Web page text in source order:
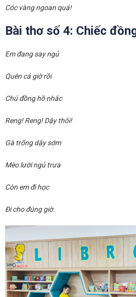
Cóc vàng ngoan quá!
Bài thơ số 4: Chiếc
Em đang say ngủ
Quên cả giờ rồi
Chú đồng hồ nhắc
Reng! Reng! Dậy thôi!
Gà trống dậy sớm
Mèo lười ngủ trưa
Còn em đi học
Đi cho đúng giờ.